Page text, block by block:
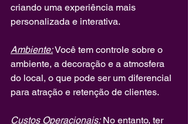
criando uma experiência mais
personalizada e interativa.
Ambiente: Você tem controle sobre o
ambiente, a decoração e a atmosfera
do local, o que pode ser um diferencial
para atração e retenção de clientes.
Custos Operacionais: No entanto, ter